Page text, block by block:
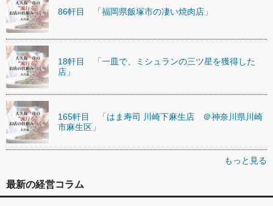
86軒目 「福岡県飯塚市の凄い焼肉店」
18軒目 「一皿で、ミシュランの三ツ星を獲得した
店」
165軒目 「はま寿司 川崎下麻生店 ＠神奈川県川崎
市麻生区」
もっと見る
最新の経営コラム